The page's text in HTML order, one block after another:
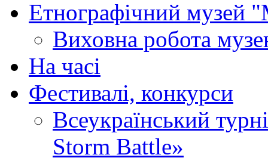
Етнографічний музей
Виховна робота
На часі
Фестивалі, конкурси
Всеукраїнський
Storm Battle»